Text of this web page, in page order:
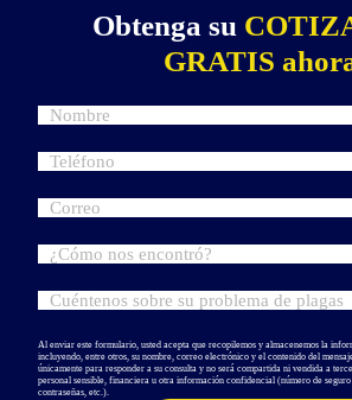
Obtenga su
GRATIS
Al enviar este formulario, usted acepta que recopilemos y almacenemos la
incluyendo, entre otros, su nombre, correo electrónico y el contenido del
únicamente para responder a su consulta y no será compartida ni vendida a
personal sensible, financiera u otra información confidencial (número de
contraseñas, etc.).